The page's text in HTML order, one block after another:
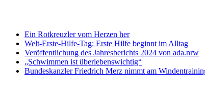
Ein Rotkreuzler vom Herzen her
Welt-Erste-Hilfe-Tag: Erste Hilfe beginnt im Alltag
Veröffentlichung des Jahresberichts 2024 von ada.nrw
„Schwimmen ist überlebenswichtig“
Bundeskanzler Friedrich Merz nimmt am